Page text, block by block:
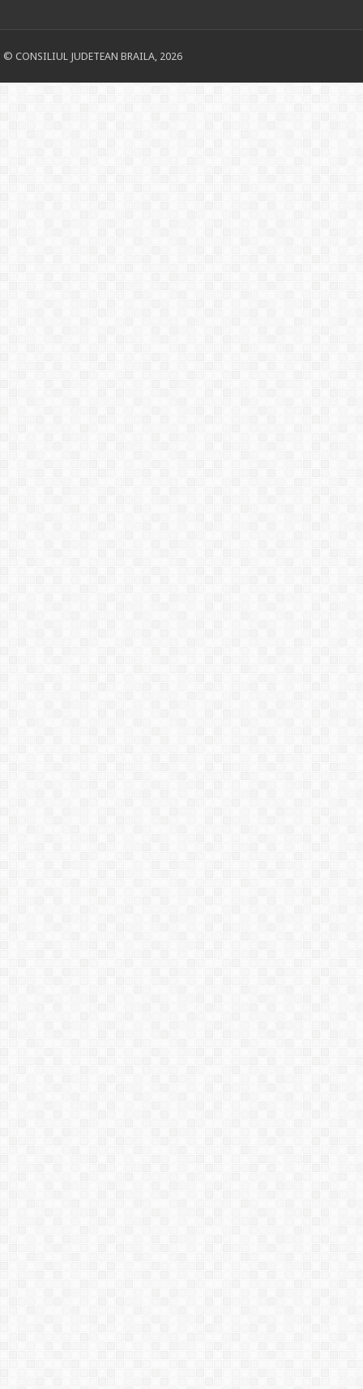
© CONSILIUL JUDETEAN BRAILA, 2026